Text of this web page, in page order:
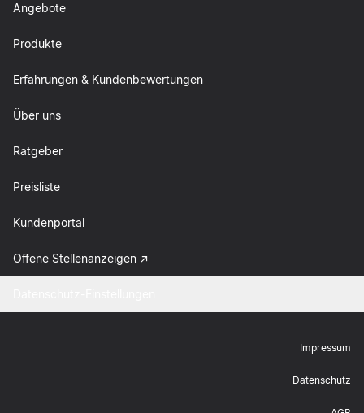
Angebote
Produkte
Erfahrungen & Kundenbewertungen
Über uns
Ratgeber
Preisliste
Kundenportal
Offene Stellenanzeigen
Impressum
Datenschutz